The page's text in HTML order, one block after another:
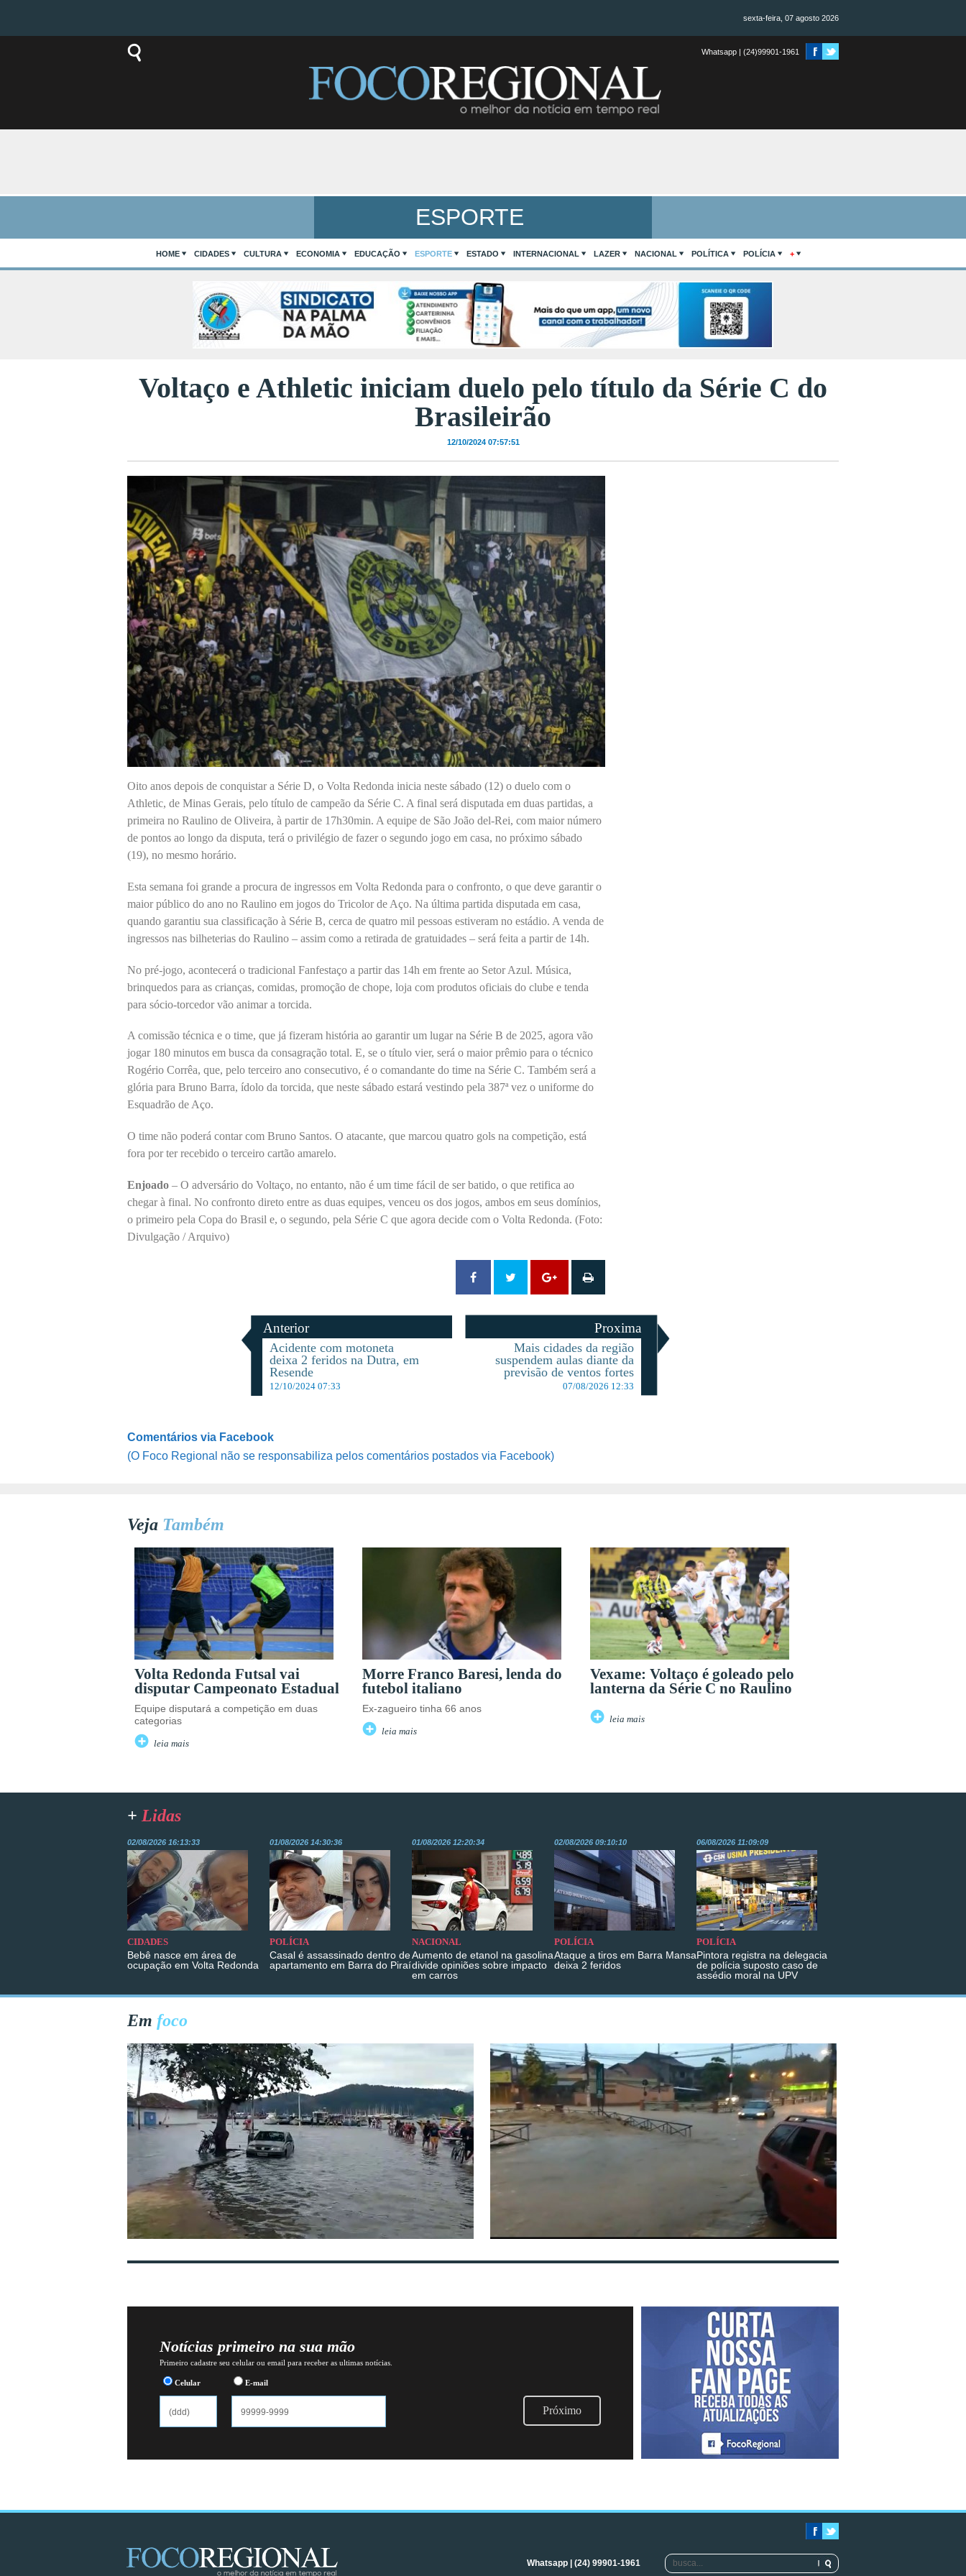
sexta-feira, 07 agosto 2026
Whatsapp | (24)99901-1961
ESPORTE
HOME CIDADES CULTURA ECONOMIA EDUCAÇÃO ESPORTE ESTADO INTERNACIONAL LAZER NACIONAL POLÍTICA POLÍCIA +
Voltaço e Athletic iniciam duelo pelo título da Série C do
Brasileirão
12/10/2024 07:57:51
Oito anos depois de conquistar a Série D, o Volta Redonda inicia neste sábado (12) o duelo com o
Athletic, de Minas Gerais, pelo título de campeão da Série C. A final será disputada em duas partidas, a
primeira no Raulino de Oliveira, à partir de 17h30min. A equipe de São João del-Rei, com maior número
de pontos ao longo da disputa, terá o privilégio de fazer o segundo jogo em casa, no próximo sábado
(19), no mesmo horário.
Esta semana foi grande a procura de ingressos em Volta Redonda para o confronto, o que deve garantir o
maior público do ano no Raulino em jogos do Tricolor de Aço. Na última partida disputada em casa,
quando garantiu sua classificação à Série B, cerca de quatro mil pessoas estiveram no estádio. A venda de
ingressos nas bilheterias do Raulino – assim como a retirada de gratuidades – será feita a partir de 14h.
No pré-jogo, acontecerá o tradicional Fanfestaço a partir das 14h em frente ao Setor Azul. Música,
brinquedos para as crianças, comidas, promoção de chope, loja com produtos oficiais do clube e tenda
para sócio-torcedor vão animar a torcida.
A comissão técnica e o time, que já fizeram história ao garantir um lugar na Série B de 2025, agora vão
jogar 180 minutos em busca da consagração total. E, se o título vier, será o maior prêmio para o técnico
Rogério Corrêa, que, pelo terceiro ano consecutivo, é o comandante do time na Série C. Também será a
glória para Bruno Barra, ídolo da torcida, que neste sábado estará vestindo pela 387ª vez o uniforme do
Esquadrão de Aço.
O time não poderá contar com Bruno Santos. O atacante, que marcou quatro gols na competição, está
fora por ter recebido o terceiro cartão amarelo.
Enjoado – O adversário do Voltaço, no entanto, não é um time fácil de ser batido, o que retifica ao
chegar à final. No confronto direto entre as duas equipes, venceu os dos jogos, ambos em seus domínios,
o primeiro pela Copa do Brasil e, o segundo, pela Série C que agora decide com o Volta Redonda. (Foto:
Divulgação / Arquivo)
Anterior
Acidente com motoneta
deixa 2 feridos na Dutra, em
Resende
12/10/2024 07:33
Proxima
Mais cidades da região
suspendem aulas diante da
previsão de ventos fortes
07/08/2026 12:33
Comentários via Facebook
(O Foco Regional não se responsabiliza pelos comentários postados via Facebook)
Veja Também
Volta Redonda Futsal vai
disputar Campeonato Estadual
Equipe disputará a competição em duas
categorias
leia mais
Morre Franco Baresi, lenda do
futebol italiano
Ex-zagueiro tinha 66 anos
leia mais
Vexame: Voltaço é goleado pelo
lanterna da Série C no Raulino
leia mais
+ Lidas
02/08/2026 16:13:33
CIDADES
Bebê nasce em área de
ocupação em Volta Redonda
01/08/2026 14:30:36
POLÍCIA
Casal é assassinado dentro de
apartamento em Barra do Piraí
01/08/2026 12:20:34
NACIONAL
Aumento de etanol na gasolina
divide opiniões sobre impacto
em carros
02/08/2026 09:10:10
POLÍCIA
Ataque a tiros em Barra Mansa
deixa 2 feridos
06/08/2026 11:09:09
POLÍCIA
Pintora registra na delegacia
de polícia suposto caso de
assédio moral na UPV
Em foco
Notícias primeiro na sua mão
Primeiro cadastre seu celular ou email para receber as ultimas notícias.
Celular E-mail
Próximo
Whatsapp | (24) 99901-1961